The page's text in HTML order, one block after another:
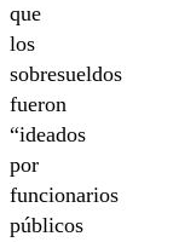
que
los
sobresueldos
fueron
“ideados
por
funcionarios
públicos